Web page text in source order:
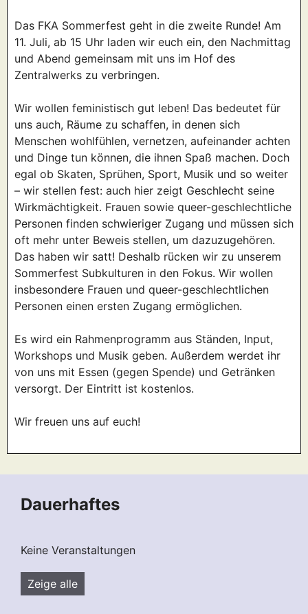
Das FKA Sommerfest geht in die zweite Runde! Am
11. Juli, ab 15 Uhr laden wir euch ein, den Nachmittag
und Abend gemeinsam mit uns im Hof des
Zentralwerks zu verbringen.
Wir wollen feministisch gut leben! Das bedeutet für
uns auch, Räume zu schaffen, in denen sich
Menschen wohlfühlen, vernetzen, aufeinander achten
und Dinge tun können, die ihnen Spaß machen. Doch
egal ob Skaten, Sprühen, Sport, Musik und so weiter
– wir stellen fest: auch hier zeigt Geschlecht seine
Wirkmächtigkeit. Frauen sowie queer-geschlechtliche
Personen finden schwieriger Zugang und müssen sich
oft mehr unter Beweis stellen, um dazuzugehören.
Das haben wir satt! Deshalb rücken wir zu unserem
Sommerfest Subkulturen in den Fokus. Wir wollen
insbesondere Frauen und queer-geschlechtlichen
Personen einen ersten Zugang ermöglichen.
Es wird ein Rahmenprogramm aus Ständen, Input,
Workshops und Musik geben. Außerdem werdet ihr
von uns mit Essen (gegen Spende) und Getränken
versorgt. Der Eintritt ist kostenlos.
Wir freuen uns auf euch!
Dauerhaftes
Keine Veranstaltungen
Zeige alle